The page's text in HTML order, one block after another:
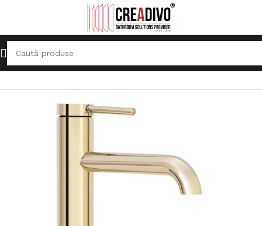
Prima pagină Baterii Sanitare Baterie pentru lavoar